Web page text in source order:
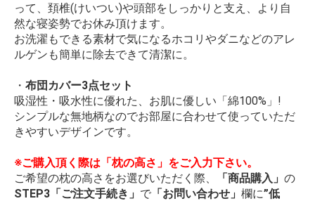
って、頚椎(けいつい)や頭部をしっかりと支え、より自
然な寝姿勢でお休み頂けます。
お洗濯もできる素材で気になるホコリやダニなどのアレ
ルゲンも簡単に除去できて清潔に。
・ 布団カバー3点セット
吸湿性・吸水性に優れた、お肌に優しい「綿100%」!
シンプルな無地柄なのでお部屋に合わせて使っていただ
きやすいデザインです。
※ご購入頂く際は「枕の高さ」をご入力下さい。
ご希望の枕の高さをお選びいただく際、
「商品購入」 の
STEP3「ご注文手続き」 で 「お問い合わせ」 欄に”低